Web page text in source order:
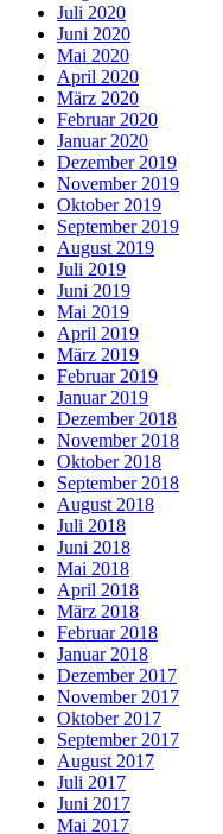
Juli 2020
Juni 2020
Mai 2020
April 2020
März 2020
Februar 2020
Januar 2020
Dezember 2019
November 2019
Oktober 2019
September 2019
August 2019
Juli 2019
Juni 2019
Mai 2019
April 2019
März 2019
Februar 2019
Januar 2019
Dezember 2018
November 2018
Oktober 2018
September 2018
August 2018
Juli 2018
Juni 2018
Mai 2018
April 2018
März 2018
Februar 2018
Januar 2018
Dezember 2017
November 2017
Oktober 2017
September 2017
August 2017
Juli 2017
Juni 2017
Mai 2017